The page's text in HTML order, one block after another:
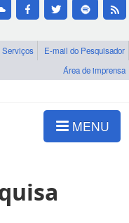
Serviços
E-mail do Pesquisador
Área de imprensa
MENU